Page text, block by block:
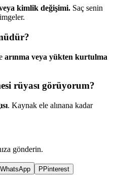
kimlik değişimi. Saç senin
arınma veya yükten kurtulma
rüyası görüyorum?
. Kaynak ele alınana kadar
gönderin.
WhatsApp P Pinterest